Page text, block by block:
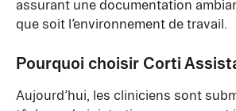
assurant une documentation
que soit l’environnement de travail.
Pourquoi choisir Corti
Aujourd’hui, les cliniciens sont